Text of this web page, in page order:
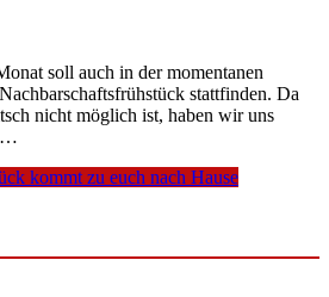
soll auch in der momentanen
stattfinden. Da
nicht möglich ist, haben wir uns
…
kommt zu euch nach Hause